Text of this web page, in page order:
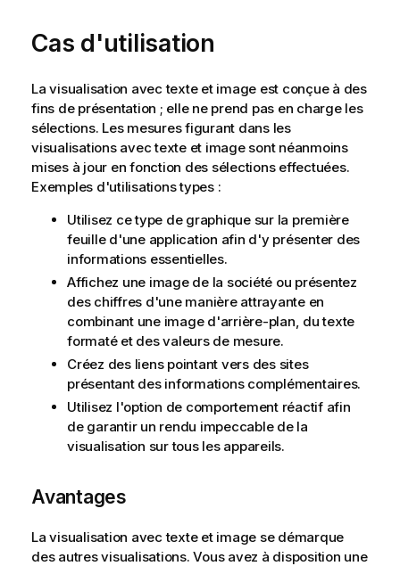
n
r
m
a
t
i
o
n
s
Cas d'utilisation
La visualisation avec texte et image est conçue à des
fins de présentation ; elle ne prend pas en charge les
sélections. Les mesures figurant dans les
visualisations avec texte et image sont néanmoins
mises à jour en fonction des sélections effectuées.
Exemples d'utilisations types :
Utilisez ce type de graphique sur la première
feuille d'une application afin d'y présenter des
informations essentielles.
Affichez une image de la société ou présentez
des chiffres d'une manière attrayante en
combinant une image d'arrière-plan, du texte
formaté et des valeurs de mesure.
Créez des liens pointant vers des sites
présentant des informations complémentaires.
Utilisez l'option de comportement réactif afin
de garantir un rendu impeccable de la
visualisation sur tous les appareils.
Avantages
La visualisation avec texte et image se démarque
des autres visualisations. Vous avez à disposition une